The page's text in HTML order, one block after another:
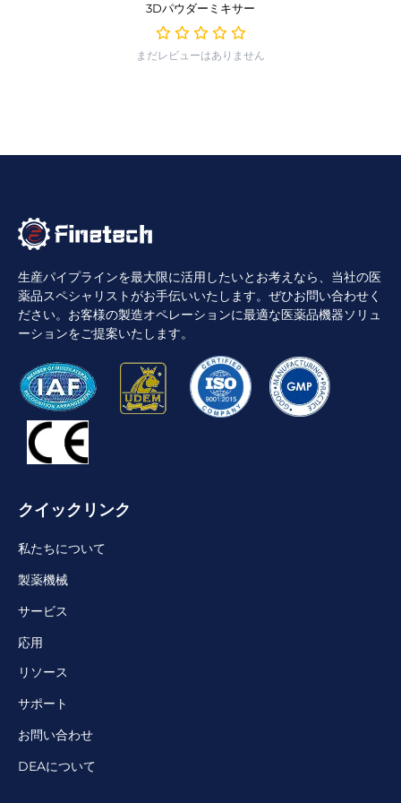
3Dパウダーミキサー
まだレビューはありません
生産パイプラインを最大限に活用したいとお考えなら、当社の医
薬品スペシャリストがお手伝いいたします。ぜひお問い合わせく
ださい。お客様の製造オペレーションに最適な医薬品機器ソリュ
ーションをご提案いたします。
クイックリンク
私たちについて
製薬機械
サービス
応用
リソース
サポート
お問い合わせ
DEAについて